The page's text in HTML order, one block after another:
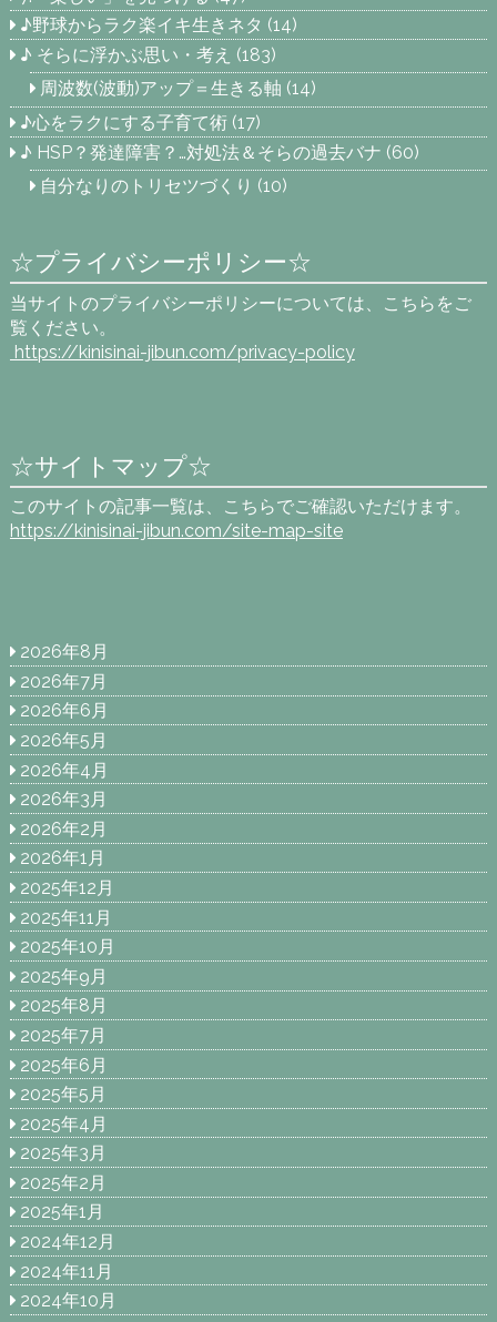
♪野球からラク楽イキ生きネタ (14)
♪ そらに浮かぶ思い・考え (183)
周波数(波動)アップ＝生きる軸 (14)
♪心をラクにする子育て術 (17)
♪ HSP？発達障害？…対処法＆そらの過去バナ (60)
自分なりのトリセツづくり (10)
☆プライバシーポリシー☆
当サイトのプライバシーポリシーについては、こちらをご
覧ください。
https://kinisinai-jibun.com/privacy-policy
☆サイトマップ☆
このサイトの記事一覧は、こちらでご確認いただけます。
https://kinisinai-jibun.com/site-map-site
2026年8月
2026年7月
2026年6月
2026年5月
2026年4月
2026年3月
2026年2月
2026年1月
2025年12月
2025年11月
2025年10月
2025年9月
2025年8月
2025年7月
2025年6月
2025年5月
2025年4月
2025年3月
2025年2月
2025年1月
2024年12月
2024年11月
2024年10月